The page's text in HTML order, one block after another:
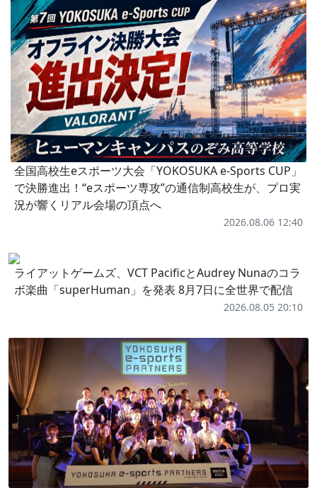
全国高校生eスポーツ大会「YOKOSUKA e-Sports CUP」
で決勝進出！“eスポーツ専攻”の通信制高校生が、プロ実
況が響くリアル会場の頂点へ
2026.08.06 12:40
ライアットゲームズ、VCT PacificとAudrey Nunaのコラ
ボ楽曲「superHuman」を発表 8月7日に全世界で配信
2026.08.05 20:10